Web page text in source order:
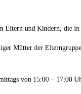
Eltern und Kindern, die
Mütter der
von 15:00 – 17:00